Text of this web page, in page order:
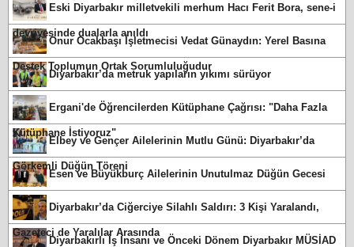
Eski Diyarbakır milletvekili merhum Hacı Ferit Bora, sene-i
devriyesinde dualarla anıldı
Onur Ocakbaşı İşletmecisi Vedat Günaydın: Yerel Basına
Destek Toplumun Ortak Sorumluluğudur
Diyarbakır’da metruk yapıların yıkımı sürüyor
Ergani'de Öğrencilerden Kütüphane Çağrısı: "Daha Fazla
Kütüphane İstiyoruz"
Elbey ve Gençer Ailelerinin Mutlu Günü: Diyarbakır’da
Görkemli Düğün Töreni
Esen ve Büyükburç Ailelerinin Unutulmaz Düğün Gecesi
Diyarbakır’da Ciğerciye Silahlı Saldırı: 3 Kişi Yaralandı,
Gazeteci de Yaralılar Arasında
Diyarbakırlı İş İnsanı ve Önceki Dönem Diyarbakır MÜSİAD